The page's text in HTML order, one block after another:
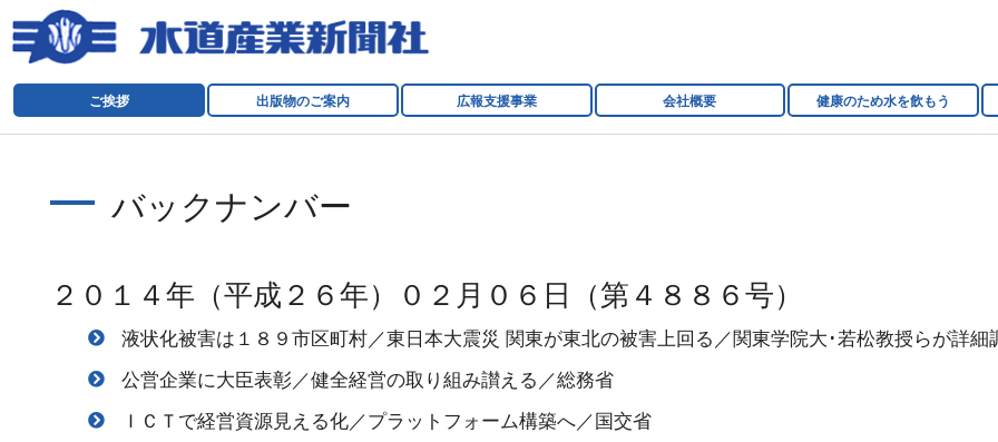
ご挨拶 出版物のご案内 広報支援事業 会社概要 健康のため水を飲もう
バックナンバー
２０１４年（平成２６年）０２月０６日（第４８８６号）
液状化被害は１８９市区町村／東日本大震災 関東が東北の被害上回る／関東学院大･若松教授らが詳細
公営企業に大臣表彰／健全経営の取り組み讃える／総務省
ＩＣＴで経営資源見える化／プラットフォーム構築へ／国交省